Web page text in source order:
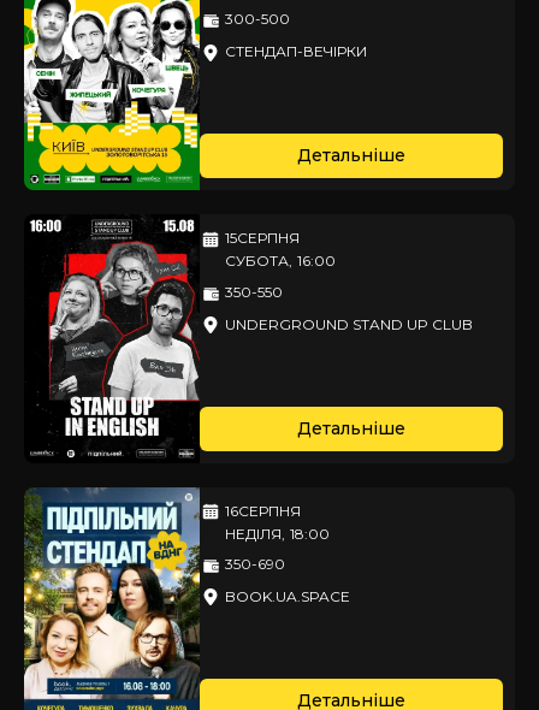
300-500
СТЕНДАП-ВЕЧІРКИ
Детальніше
15СЕРПНЯ
СУБОТА, 16:00
350-550
UNDERGROUND STAND UP CLUB
Детальніше
16СЕРПНЯ
НЕДІЛЯ 18:00
350-690
BOOK.UA.SPACE
Детальніше